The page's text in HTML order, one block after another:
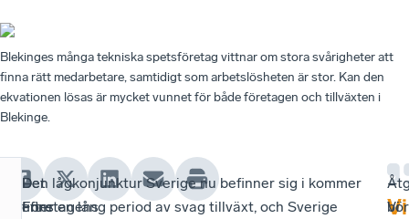
Blekinges många tekniska spetsföretag vittnar om stora svårigheter att
finna rätt medarbetare, samtidigt som arbetslösheten är stor. Kan den
ekvationen lösas är mycket vunnet för både företagen och tillväxten i
Blekinge.
Det
finns
–
Företagens
Den lågkonjunktur Sverige nu befinner sig i kommer
efter en lång period av svag tillväxt, och Sverige
Vi
bör
–
Vi